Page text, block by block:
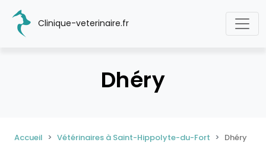
Clinique-veterinaire.fr
Dhéry
Accueil Vétérinaires à Saint-Hippolyte-du-Fort Dhéry